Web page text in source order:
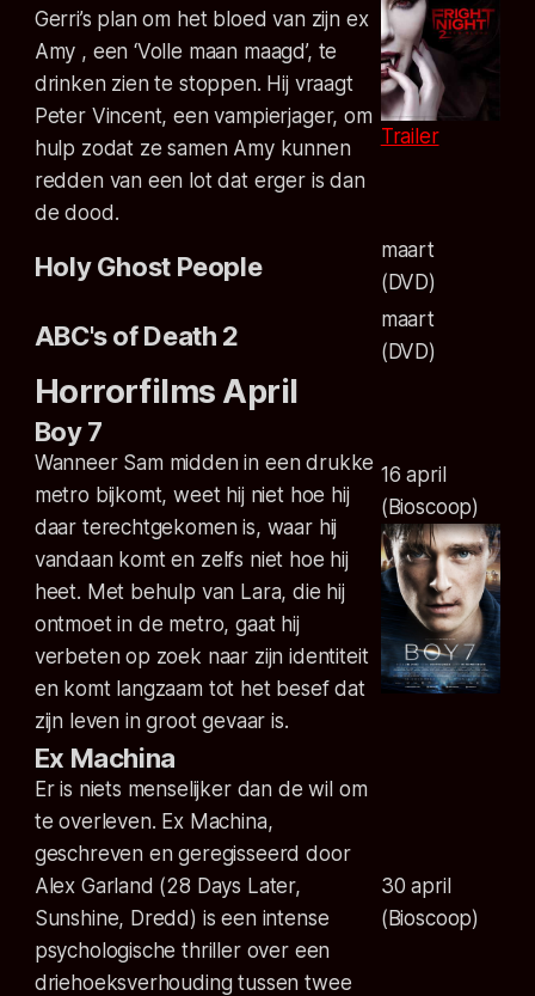
Gerri’s plan om het bloed van zijn ex
Amy , een ‘Volle maan maagd’, te
drinken zien te stoppen. Hij vraagt
Peter Vincent, een vampierjager, om
hulp zodat ze samen Amy kunnen
redden van een lot dat erger is dan
de dood.
Trailer
Holy Ghost People
maart
(DVD)
ABC's of Death 2
maart
(DVD)
Horrorfilms April
Boy 7
Wanneer Sam midden in een drukke
metro bijkomt, weet hij niet hoe hij
daar terechtgekomen is, waar hij
vandaan komt en zelfs niet hoe hij
heet. Met behulp van Lara, die hij
ontmoet in de metro, gaat hij
verbeten op zoek naar zijn identiteit
en komt langzaam tot het besef dat
zijn leven in groot gevaar is.
16 april
(Bioscoop)
Ex Machina
Er is niets menselijker dan de wil om
te overleven. Ex Machina,
geschreven en geregisseerd door
Alex Garland (28 Days Later,
Sunshine, Dredd) is een intense
psychologische thriller over een
driehoeksverhouding tussen twee
30 april
(Bioscoop)